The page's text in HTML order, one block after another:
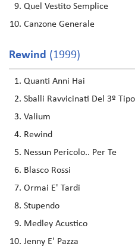
Quel Vestito Semplice
Canzone Generale
Rewind (1999)
Quanti Anni Hai
Sballi Ravvicinati Del 3º Tipo
Valium
Rewind
Nessun Pericolo.. Per Te
Blasco Rossi
Ormai E' Tardi
Stupendo
Medley Acustico
Jenny E' Pazza